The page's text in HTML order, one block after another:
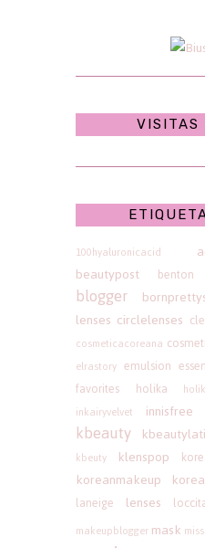
100hyaluronicacid
beautypost
benton
blogger
lenses circlelenses
cosmeticacoreana
elrastory emulsion
favorites holika
inkairyvelvet innisfree
kbeauty
kbeuty klenspop
koreanmakeup
laneige lenses
makeupbloggermask